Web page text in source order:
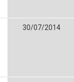
30/07/2014